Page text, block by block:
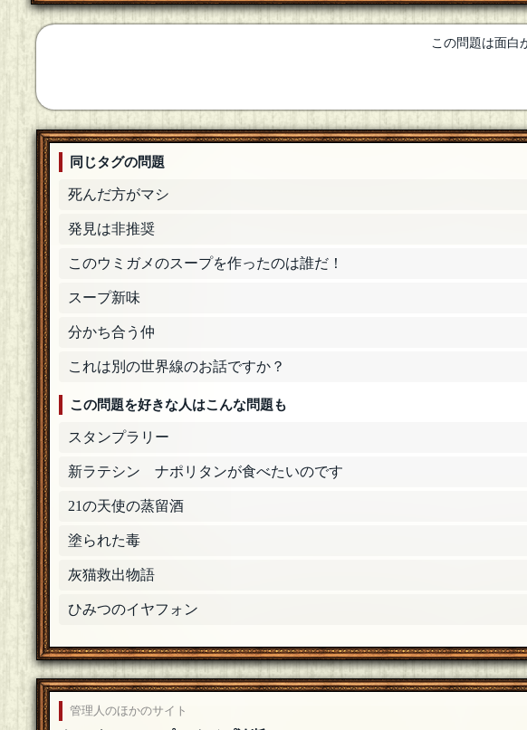
バタルン星人
出題ありがとうございました！ お疲れ様です！ 600問目も待っ
[19年06
Hugo
ます～！[19年06月16日 22:44]
弥七
とっても楽しかったです！出題ありがとうございました！^ ^これか
「マクガフィン」
[☆☆編集長]
出題ありがとうございました！BSの楽しさもさることながら、問
来世は人間に生まれ、、、いや意味ないか
おだんご
(ﾟдﾟ)ゞヒョイ
おだんご
余った私と串はゴミ箱にポイされてしまったのでしょうか？・・・
たけの子
ログをさかのぼってたらおだんごさんが…ｗ南無南無
電磁ボーナス
そっかー団子に指はないよねうん気のせいだね ……あれ？おだ
ナイス水平思考ですw 納得感抜群！[19年06月16日 22:26]
ラピ丸
文字通り「ゆびをくわえて」……ゴクリ
この問題は面白
同じタグの問題
死んだ方がマシ
発見は非推奨
このウミガメのスープを作ったのは誰だ！
スープ新味
分かち合う仲
これは別の世界線のお話ですか？
この問題を好きな人はこんな問題も
スタンプラリー
新ラテシン ナポリタンが食べたいのです
21の天使の蒸留酒
塗られた毒
灰猫救出物語
ひみつのイヤフォン
管理人のほかのサイト